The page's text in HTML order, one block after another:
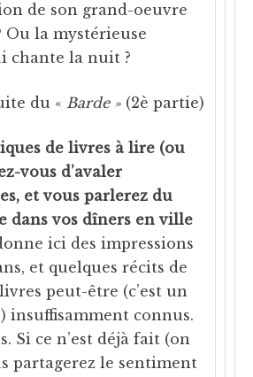
de son grand-oeuvre
Ou la mystérieuse
chante la nuit ?
du « Barde » (2è partie)
de livres à lire (ou
vous d’avaler
et vous parlerez du
dans vos dîners en ville
ici des impressions
et quelques récits de
peut-être (c’est un
insuffisamment connus.
Si ce n’est déjà fait (on
partagerez le sentiment